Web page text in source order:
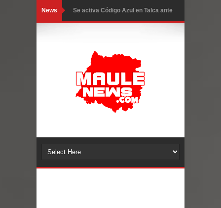
News Se activa Código Azul en Talca ante
traslados con $133 millones
Dos internos intentaron escapar por
un forado desde la cárcel de Talca